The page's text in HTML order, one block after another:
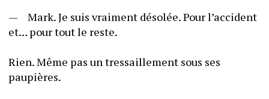
—	Mark. Je suis vraiment désolée. Pour l’accident
Rien. Même pas un tressaillement sous ses
paupières.